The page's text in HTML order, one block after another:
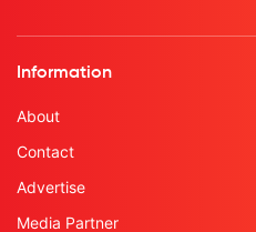
Information
About
Contact
Advertise
Media Partner